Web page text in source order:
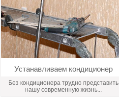
Устанавливаем кондиционер
Без кондиционера трудно представить
нашу современную жизнь...